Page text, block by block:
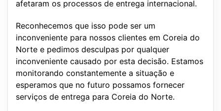
afetaram os processos de entrega internacional.
Reconhecemos que isso pode ser um
inconveniente para nossos clientes em Coreia do
Norte e pedimos desculpas por qualquer
inconveniente causado por esta decisão. Estamos
monitorando constantemente a situação e
esperamos que no futuro possamos fornecer
serviços de entrega para Coreia do Norte.